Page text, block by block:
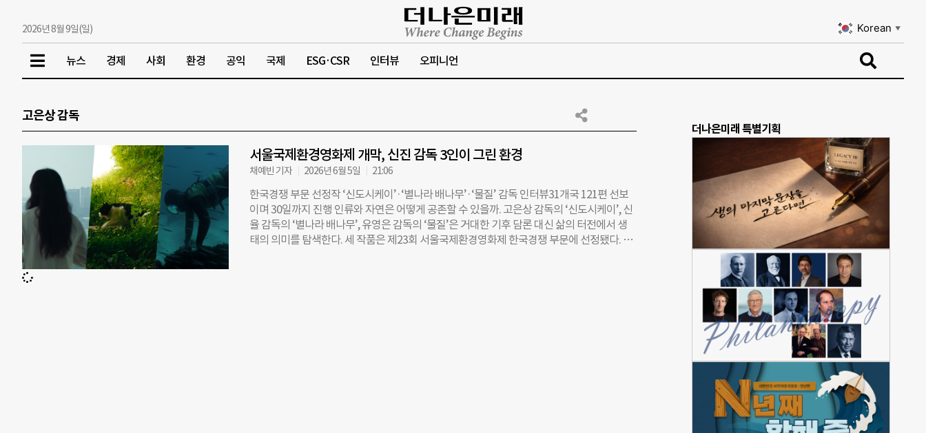
2026년 8월 9일(일) Korean ▼
뉴스 경제 사회 환경 공익 국제 ESG·CSR 인터뷰 오피니언
고은상 감독
서울국제환경영화제 개막, 신진 감독 3인이 그린 환경
채예빈 기자 2026년 6월 5일 21:06
한국경쟁 부문 선정작 ‘신도시케이’·‘별나라 배나무’·‘물질’ 감독 인터뷰31개국 121편 선보
이며 30일까지 진행 인류와 자연은 어떻게 공존할 수 있을까. 고은상 감독의 ‘신도시케이’, 신
율 감독의 ‘별나라 배나무’, 유영은 감독의 ‘물질’은 거대한 기후 담론 대신 삶의 터전에서 생
태의 의미를 탐색한다. 세 작품은 제23회 서울국제환경영화제 한국경쟁 부문에 선정됐다. 영
더나은미래 특별기획